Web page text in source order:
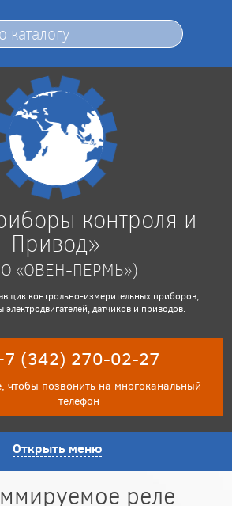
контроля и
Привод»
«ОВЕН-ПЕРМЬ»)
контрольно-измерительных приборов,
датчиков и приводов.
(342) 270-02-27
чтобы позвонить на многоканальный
телефон
Открыть меню
реле